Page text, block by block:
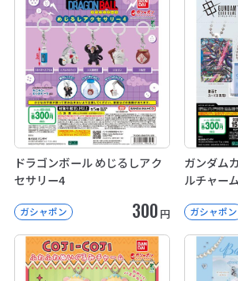
ドラゴンボール めじるしアク
セサリー4
ガシャポン 300 円
ガンダム
ルチャー
ガシャポン